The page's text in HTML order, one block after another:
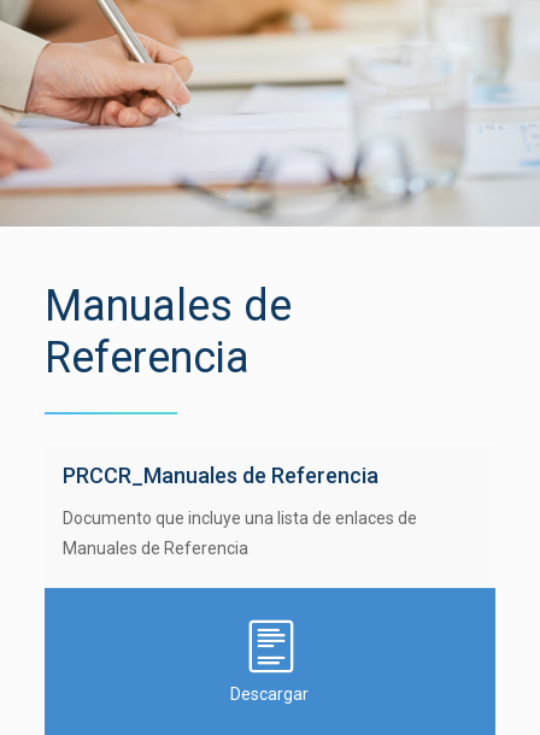
Manuales de
Referencia
Descargar
PRCCR_Manuales de Referencia
Documento que incluye una lista de enlaces de
Manuales de Referencia